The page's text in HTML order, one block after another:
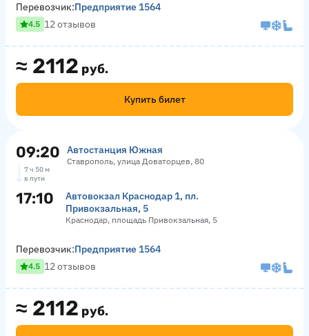
≈ 2112 руб.
Купить билет
Перевозчик:Предприятие 1564
4.5 12 отзывов
09:20 Автостанция Южная
Ставрополь, улица Доваторцев, 80
7 ч 50 м
в пути
17:10
Автовокзал Краснодар 1, пл.
Привокзальная, 5
Краснодар, площадь Привокзальная, 5
≈ 2112 руб.
Перевозчик:Предприятие 1564
4.5 12 отзывов